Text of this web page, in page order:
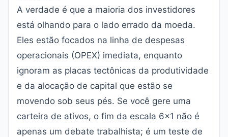
A verdade é que a maioria dos investidores
está olhando para o lado errado da moeda.
Eles estão focados na linha de despesas
operacionais (OPEX) imediata, enquanto
ignoram as placas tectônicas da produtividade
e da alocação de capital que estão se
movendo sob seus pés. Se você gere uma
carteira de ativos, o fim da escala 6x1 não é
apenas um debate trabalhista; é um teste de